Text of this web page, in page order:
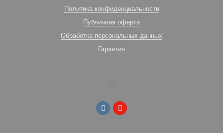
Политика конфиденциальности
Публичная оферта
Обработка персональных данных
Гарантия